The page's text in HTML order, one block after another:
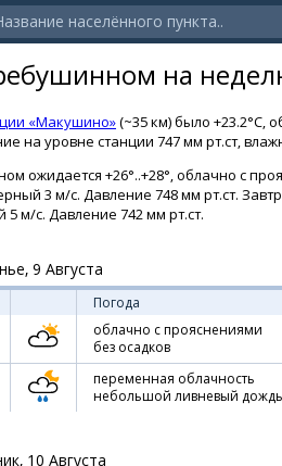
на
«Макушино»(~35 км) было +23.2°C,
на уровне станции 747 мм рт.ст,
ожидается +26°..+28°, облачно с
3 м/с. Давление 748 мм рт.ст.
м/с. Давление 742 мм рт.ст.
9 Августа
Погода
облачно с прояснениями
без осадков
переменная облачность
небольшой ливневый дождь
10 Августа